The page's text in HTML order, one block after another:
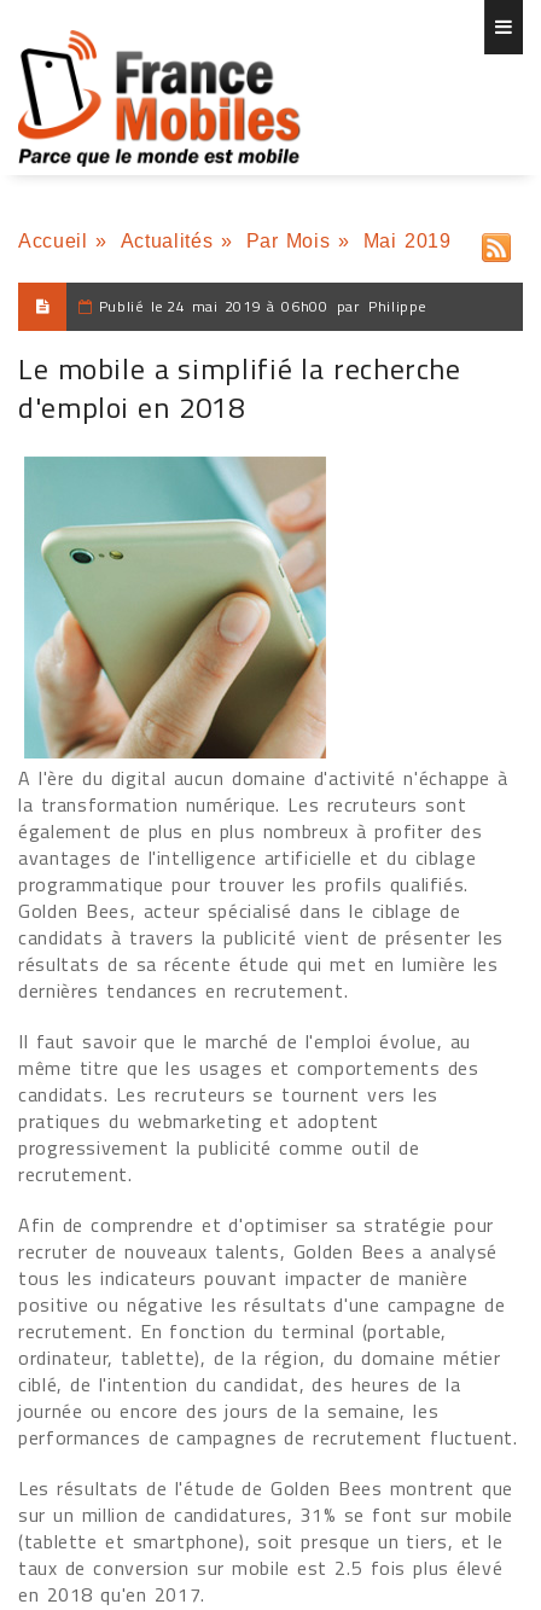
Accueil » Actualités » Par Mois » Mai 2019
Publié le 24 mai 2019 à 06h00 par Philippe
Le mobile a simplifié la recherche
d'emploi en 2018
A l'ère du digital aucun domaine d'activité n'échappe à
la transformation numérique. Les recruteurs sont
également de plus en plus nombreux à profiter des
avantages de l'intelligence artificielle et du ciblage
programmatique pour trouver les profils qualifiés.
Golden Bees, acteur spécialisé dans le ciblage de
candidats à travers la publicité vient de présenter les
résultats de sa récente étude qui met en lumière les
dernières tendances en recrutement.
Il faut savoir que le marché de l'emploi évolue, au
même titre que les usages et comportements des
candidats. Les recruteurs se tournent vers les
pratiques du webmarketing et adoptent
progressivement la publicité comme outil de
recrutement.
Afin de comprendre et d'optimiser sa stratégie pour
recruter de nouveaux talents, Golden Bees a analysé
tous les indicateurs pouvant impacter de manière
positive ou négative les résultats d'une campagne de
recrutement. En fonction du terminal (portable,
ordinateur, tablette), de la région, du domaine métier
ciblé, de l'intention du candidat, des heures de la
journée ou encore des jours de la semaine, les
performances de campagnes de recrutement fluctuent.
Les résultats de l'étude de Golden Bees montrent que
sur un million de candidatures, 31% se font sur mobile
(tablette et smartphone), soit presque un tiers, et le
taux de conversion sur mobile est 2.5 fois plus élevé
en 2018 qu'en 2017.